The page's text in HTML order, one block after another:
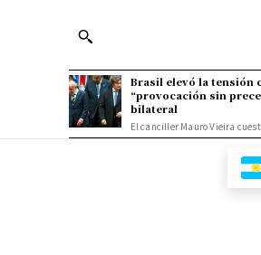
Brasil elevó la tensión
“provocación sin
bilateral
El canciller Mauro Vieira